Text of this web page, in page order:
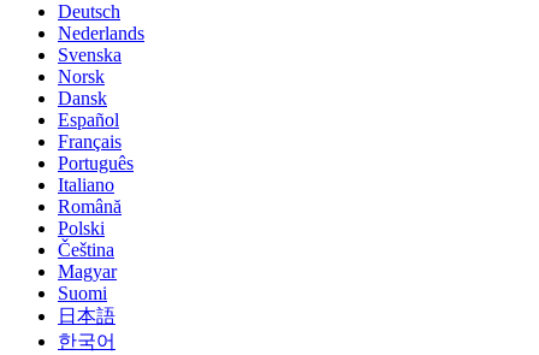
Deutsch
Nederlands
Svenska
Norsk
Dansk
Español
Français
Português
Italiano
Română
Polski
Čeština
Magyar
Suomi
日本語
한국어